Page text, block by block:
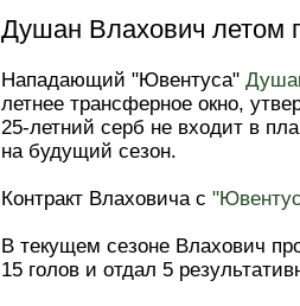
Душан Влахович летом
Нападающий "Ювентуса"
летнее трансферное окно,
25-летний серб не входит в
на будущий сезон.
Контракт Влаховича с
В текущем сезоне Влахович
15 голов и отдал 5